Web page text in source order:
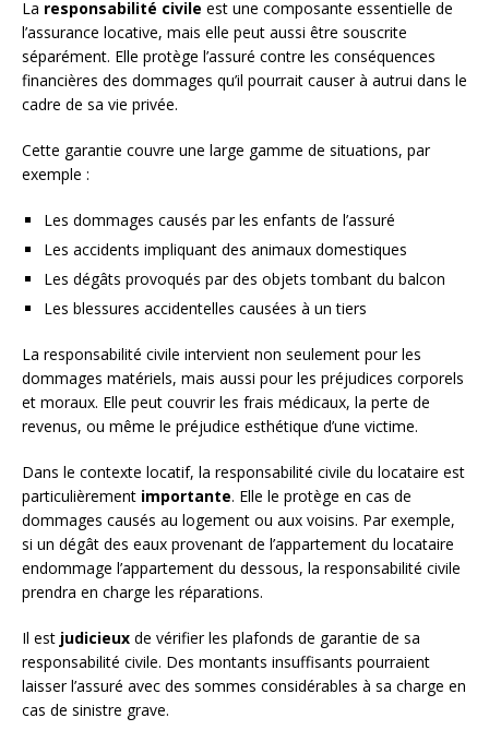
La responsabilité civile est une composante essentielle de
l’assurance locative, mais elle peut aussi être souscrite
séparément. Elle protège l’assuré contre les conséquences
financières des dommages qu’il pourrait causer à autrui dans le
cadre de sa vie privée.
Cette garantie couvre une large gamme de situations, par
exemple :
Les dommages causés par les enfants de l’assuré
Les accidents impliquant des animaux domestiques
Les dégâts provoqués par des objets tombant du balcon
Les blessures accidentelles causées à un tiers
La responsabilité civile intervient non seulement pour les
dommages matériels, mais aussi pour les préjudices corporels
et moraux. Elle peut couvrir les frais médicaux, la perte de
revenus, ou même le préjudice esthétique d’une victime.
Dans le contexte locatif, la responsabilité civile du locataire est
particulièrement importante. Elle le protège en cas de
dommages causés au logement ou aux voisins. Par exemple,
si un dégât des eaux provenant de l’appartement du locataire
endommage l’appartement du dessous, la responsabilité civile
prendra en charge les réparations.
Il est judicieux de vérifier les plafonds de garantie de sa
responsabilité civile. Des montants insuffisants pourraient
laisser l’assuré avec des sommes considérables à sa charge en
cas de sinistre grave.